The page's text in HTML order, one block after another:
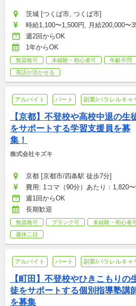
茨城 [つくば市, つくば市]
時給1,100〜1,500円, 月給200,000〜
週2回からOK
1年からOK
無資格可 未経験・初心者可 年齢不問
英語が活かせる
アルバイト パート 副業/パラレルキャ
【京都】不登校や高校中退の生
をサポートする学習支援員を募
集！
株式会社キズキ
京都 [京都市/四条駅 徒歩7分]
費用: 1コマ（90分）あたり：1,820
週1回からOK
長期歓迎
無資格可 ブランク可 未経験・初心者
週休二日
アルバイト パート 副業/パラレルキャ
【町田】不登校やひきこもりの
徒をサポートする個別指導塾講
を募集